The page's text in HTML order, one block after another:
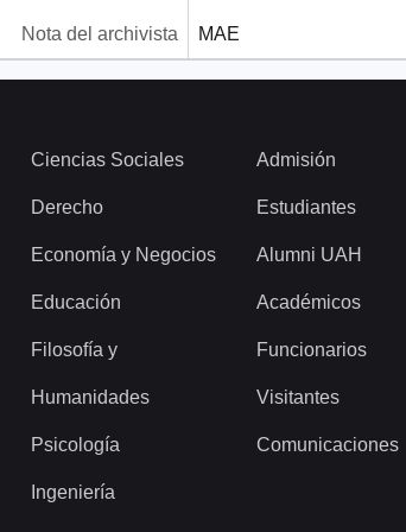
Nota del archivista MAE
Ciencias Sociales
Derecho
Economía y Negocios
Educación
Filosofía y
Humanidades
Psicología
Ingeniería
Admisión
Estudiantes
Alumni UAH
Académicos
Funcionarios
Visitantes
Comunicaciones